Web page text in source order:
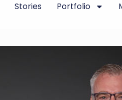
Stories Portfolio